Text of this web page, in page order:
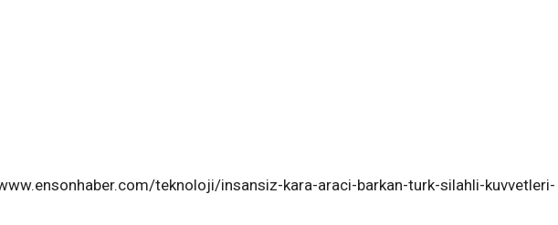
teknoloji/insansiz-kara-araci-barkan-turk-silahli-kuvvetleri-